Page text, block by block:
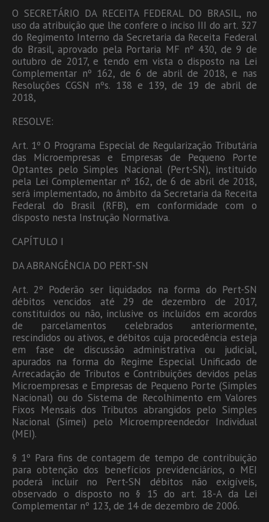
O SECRETÁRIO DA RECEITA FEDERAL DO BRASIL, no
uso da atribuição que lhe confere o inciso III do art. 327
do Regimento Interno da Secretaria da Receita Federal
do Brasil, aprovado pela Portaria MF nº 430, de 9 de
outubro de 2017, e tendo em vista o disposto na Lei
Complementar nº 162, de 6 de abril de 2018, e nas
Resoluções CGSN nºs. 138 e 139, de 19 de abril de
2018,
RESOLVE:
Art. 1º O Programa Especial de Regularização Tributária
das Microempresas e Empresas de Pequeno Porte
Optantes pelo Simples Nacional (Pert-SN), instituído
pela Lei Complementar nº 162, de 6 de abril de 2018,
será implementado, no âmbito da Secretaria da Receita
Federal do Brasil (RFB), em conformidade com o
disposto nesta Instrução Normativa.
CAPÍTULO I
DA ABRANGÊNCIA DO PERT-SN
Art. 2º Poderão ser liquidados na forma do Pert-SN
débitos vencidos até 29 de dezembro de 2017,
constituídos ou não, inclusive os incluídos em acordos
de parcelamentos celebrados anteriormente,
rescindidos ou ativos, e débitos cuja procedência esteja
em fase de discussão administrativa ou judicial,
apurados na forma do Regime Especial Unificado de
Arrecadação de Tributos e Contribuições devidos pelas
Microempresas e Empresas de Pequeno Porte (Simples
Nacional) ou do Sistema de Recolhimento em Valores
Fixos Mensais dos Tributos abrangidos pelo Simples
Nacional (Simei) pelo Microempreendedor Individual
(MEI).
§ 1º Para fins de contagem de tempo de contribuição
para obtenção dos benefícios previdenciários, o MEI
poderá incluir no Pert-SN débitos não exigíveis,
observado o disposto no § 15 do art. 18-A da Lei
Complementar nº 123, de 14 de dezembro de 2006.